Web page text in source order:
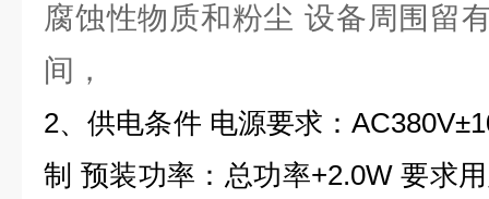
腐蚀性物质和粉尘 设备周围留
间，
2、供电条件 电源要求：
制 预装功率：总功率+2.0W 要求